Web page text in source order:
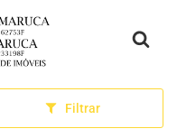
Filtrar